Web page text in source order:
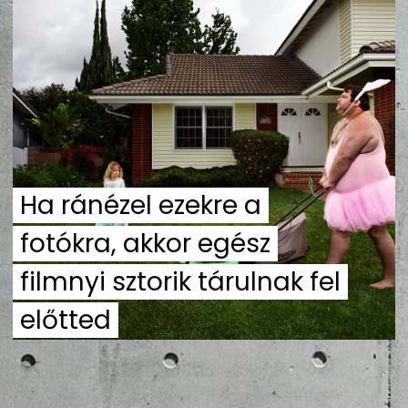
ZENE
MÉDIAAJÁNLAT
IMPRESSZUM
PR-ARCHÍVUM
ADATKEZELÉSI TÁJÉKOZTATÓ
Ha ránézel ezekre a
fotókra, akkor egész
filmnyi sztorik tárulnak fel
előtted